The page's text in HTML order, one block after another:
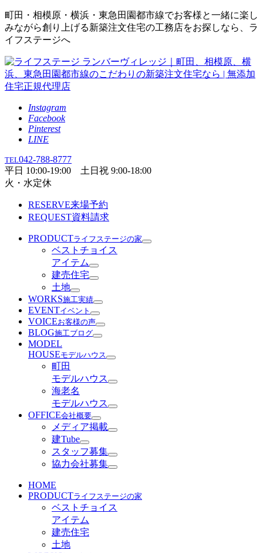
町田・相模原・横浜・東急田園都市線でお客様と一緒に楽し
みながら創り上げる新築注文住宅の工務店をお探しなら、ラ
イフステージへ
Instagram
Facebook
Pinterest
LINE
TEL042-788-8777
平日 10:00-19:00 土日祝 9:00-18:00
火・水定休
RESERVE来場予約
REQUEST資料請求
PRODUCTライフステージの家
ベストチョイス
アイテム
建売住宅
土地
WORKS施工実績
EVENTイベント
VOICEお客様の声
BLOG施工ブログ
MODEL
HOUSEモデルハウス
町田
モデルハウス
海老名
モデルハウス
OFFICE会社概要
メディア掲載
建Tube
スタッフ募集
協力会社募集
HOME
PRODUCTライフステージの家
ベストチョイス
アイテム
建売住宅
土地